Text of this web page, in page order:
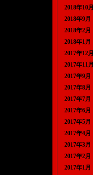
2018年10月
2018年9月
2018年2月
2018年1月
2017年12月
2017年11月
2017年9月
2017年8月
2017年7月
2017年6月
2017年5月
2017年4月
2017年3月
2017年2月
2017年1月